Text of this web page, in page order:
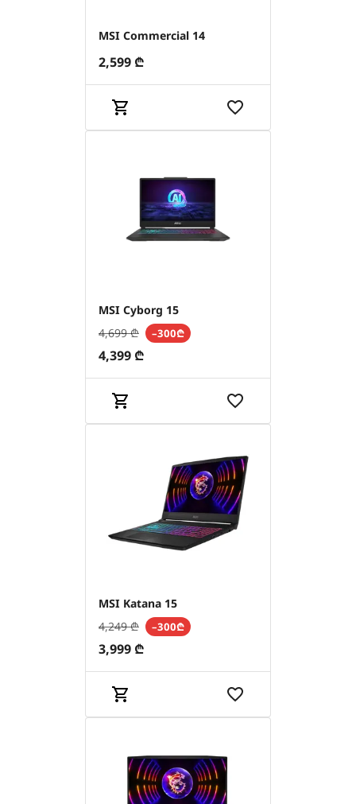
MSI Commercial 14
2,599 ₾
MSI Cyborg 15
4,699₾ –300₾
4,399 ₾
MSI Katana 15
4,249₾ –300₾
3,999 ₾